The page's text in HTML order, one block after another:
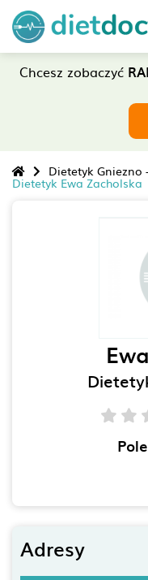
Chcesz zobaczyć
Dietetyk
Dietetyk Ewa Zacholska
Adresy